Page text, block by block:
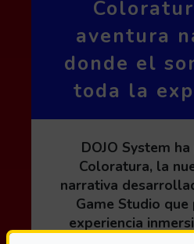
aventura
donde el
toda la
DOJO System
Coloratura, la
narrativa
Game Studio
experiencia